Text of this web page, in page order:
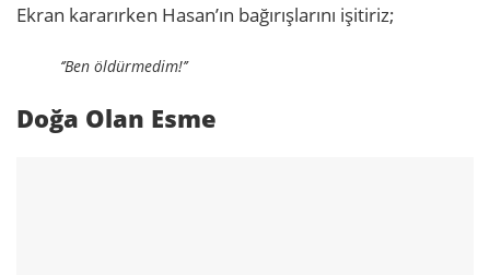
Ekran kararırken Hasan’ın bağırışlarını işitiriz;
‘’Ben öldürmedim!’’
Doğa Olan Esme